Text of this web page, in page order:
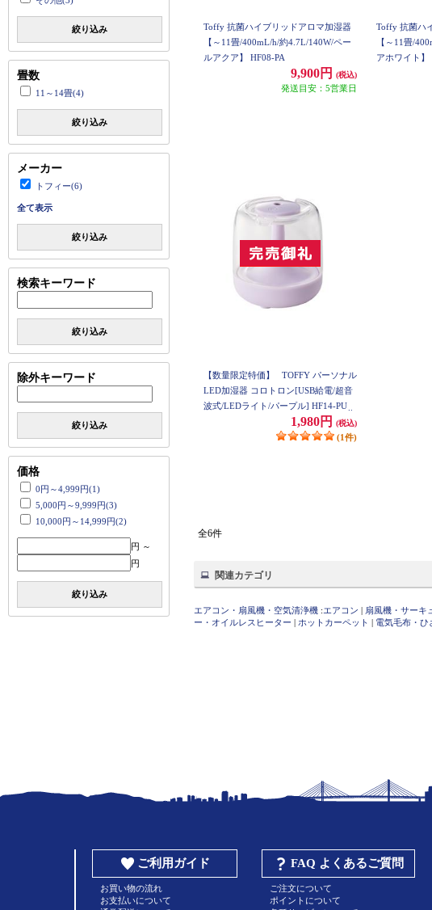
絞り込み
畳数
11～14畳(4)
絞り込み
メーカー
トフィー(6)
全て表示
絞り込み
検索キーワード
絞り込み
除外キーワード
絞り込み
価格
0円～4,999円(1)
5,000円～9,999円(3)
10,000円～14,999円(2)
円 ～
円
絞り込み
Toffy 抗菌ハイブリッドアロマ加湿器
【～11畳/400mL/h/約4.7L/140W/ペー
ルアクア】 HF08-PA
9,900円 (税込)
発送目安：5営業日
Toffy 抗菌ハ
【～11畳/
アホワイト】
【数量限定特価】
TOFFY パーソナル
LED加湿器 コロトロン[USB給電/超音
波式/LEDライト/パープル] HF14-PU
1,980円 (税込)
(1件)
全6件
関連カテゴリ
エアコン・扇風機・空気清浄機 :エアコン | 扇風機・サーキ
ー・オイルレスヒーター | ホットカーペット | 電気毛布・ひ
ご利用ガイド
お買い物の流れ
お支払いについて
FAQ よくあるご質問
ご注文について
ポイントについて